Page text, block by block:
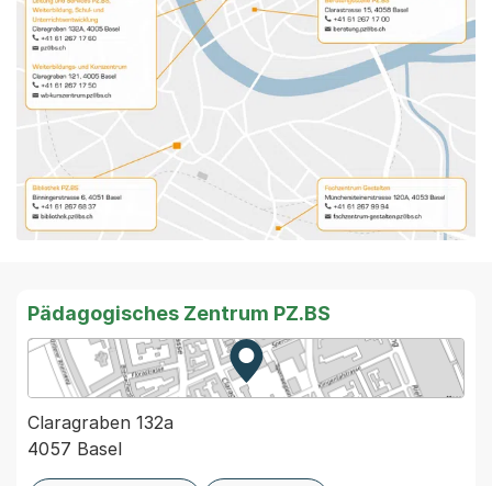
Pädagogisches Zentrum PZ.BS
Zur Karte von MapBS.
Externer Link, wird in einem
Claragraben 132a
4057 Basel